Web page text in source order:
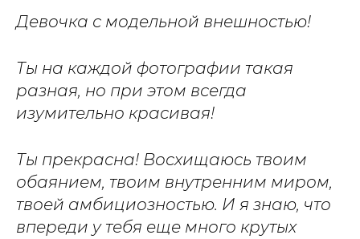
Девочка с модельной внешностью!
Ты на каждой фотографии такая
разная, но при этом всегда
изумительно красивая!
Ты прекрасна! Восхищаюсь твоим
обаянием, твоим внутренним миром,
твоей амбициозностью. И я знаю, что
впереди у тебя еще много крутых